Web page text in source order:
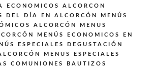
ECONOMICOS ALCORCON
DEL DÍA EN ALCORCÓN
MENÚS
ALCORCÓN
MENUS
MENÚS ECONOMICOS EN
ESPECIALES DEGUSTACIÓN
MENUS ESPECIALES
COMUNIONES BAUTIZOS